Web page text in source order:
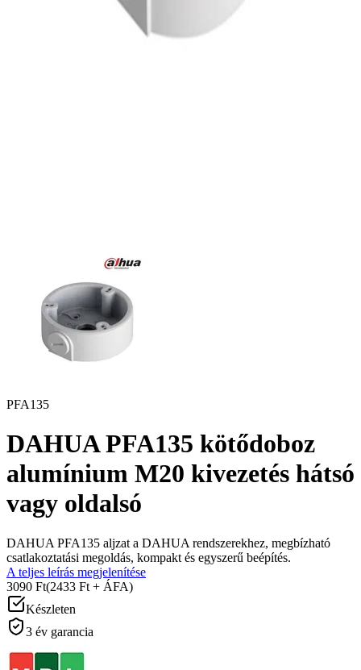
PFA135
DAHUA PFA135 kötődoboz
alumínium M20 kivezetés hátsó
vagy oldalsó
DAHUA PFA135 aljzat a DAHUA rendszerekhez, megbízható
csatlakoztatási megoldás, kompakt és egyszerű beépítés.
A teljes leírás megjelenítése
3090 Ft(2433 Ft + ÁFA)
Készleten
3 év garancia